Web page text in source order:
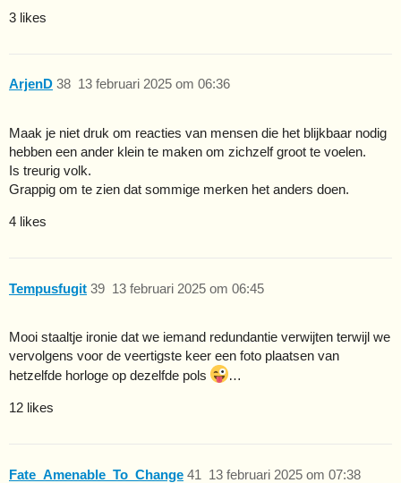
3 likes
ArjenD 13 februari 2025 om 06:36
38
Maak je niet druk om reacties van mensen die het blijkbaar nodig
hebben een ander klein te maken om zichzelf groot te voelen.
Is treurig volk.
Grappig om te zien dat sommige merken het anders doen.
4 likes
Tempusfugit 13 februari 2025 om 06:45
39
Mooi staaltje ironie dat we iemand redundantie verwijten terwijl we
vervolgens voor de veertigste keer een foto plaatsen van
hetzelfde horloge op dezelfde pols
…
12 likes
Fate_Amenable_To_Change 13 februari 2025 om 07:38
41